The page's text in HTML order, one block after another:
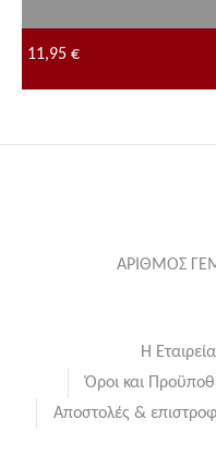
11,95 €
ΑΡΙΘΜΟΣ
Η Εταιρεία
Όροι και
Αποστολές &